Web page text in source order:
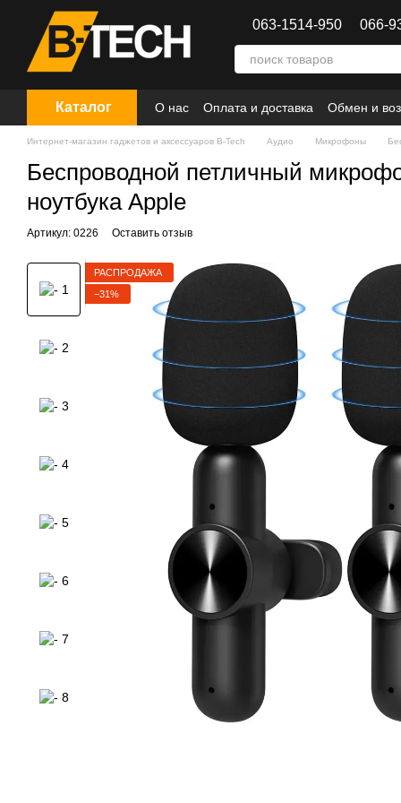
Перейти к основному контенту
063-1514-950 066-
Каталог О нас Оплата и доставка Обмен и
Интернет-магазин гаджетов и аксессуаров B-Tech Аудио Микрофоны
Беспроводной петличный
ноутбука Apple
Артикул: 0226 Оставить отзыв
РАСПРОДАЖА
−31%